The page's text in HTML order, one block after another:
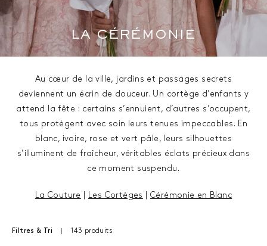
LA CÉRÉMONIE
Au cœur de la ville, jardins et passages secrets
deviennent un écrin de douceur. Un cortège d’enfants y
attend la fête : certains s’ennuient, d’autres s’occupent,
tous protègent avec soin leurs tenues impeccables. En
blanc, ivoire, rose et vert pâle, leurs silhouettes
s’illuminent de fraîcheur, véritables éclats précieux dans
ce moment suspendu.
La Couture Les Cortèges |Cérémonie en Blanc
Filtres & Tri 143 produits